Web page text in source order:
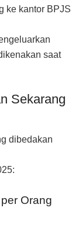
ke kantor BPJS
saat
Sekarang
dibedakan
Orang